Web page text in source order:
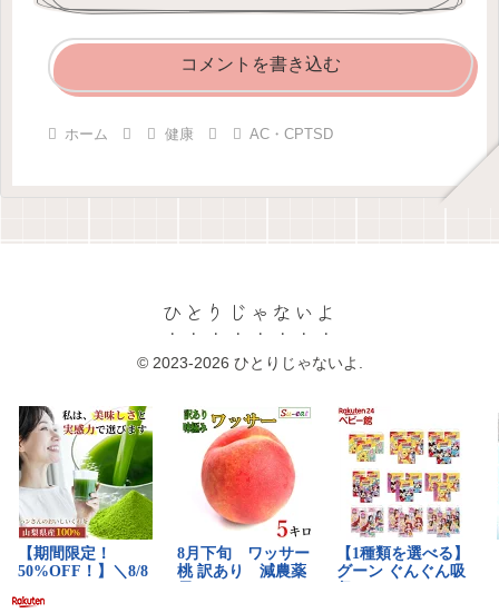
コメントを書き込む
ホーム 健康 AC・CPTSD
ひとりじゃないよ
© 2023-2026 ひとりじゃないよ.